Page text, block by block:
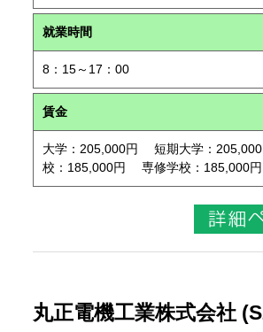
就業時間
8：15～17：00
賃金
大学：205,000円 短期大学：
校：185,000円 専修学校：185,000円
丸正電機工業株式会社